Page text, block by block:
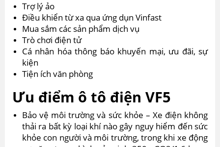
Trợ lý ảo
Điều khiển từ xa qua ứng dụn Vinfast
Mua sắm các sản phẩm dịch vụ
Trò chơi điện tử
Cá nhân hóa thông báo khuyến mại, ưu đãi, sự
kiện
Tiện ích văn phòng
Ưu điểm ô tô điện VF5
Bảo vệ môi trường và sức khỏe – Xe điện không
thải ra bất kỳ loại khí nào gây nguy hiểm đến sức
khỏe con người và môi trường, trong khi xe động